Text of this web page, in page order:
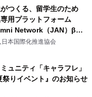
つくる、留学生のため
用プラットフォーム
Network（JAN）β版
本国際化推進協会
ュニティ「キャラフレ」
祭りイベント』のお知らせ